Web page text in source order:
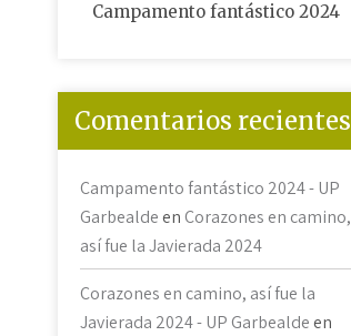
Campamento fantástico 2024
Comentarios recientes
Campamento fantástico 2024 - UP
Garbealdeen Corazones en camino,
así fue la Javierada 2024
Corazones en camino, así fue la
Javierada 2024 - UP Garbealdeen